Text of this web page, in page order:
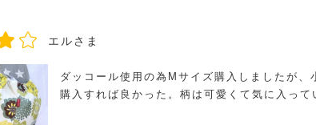
エルさま
ダッコール使用の為Mサイズ購入しましたが
購入すれば良かった。柄は可愛くて気に入って